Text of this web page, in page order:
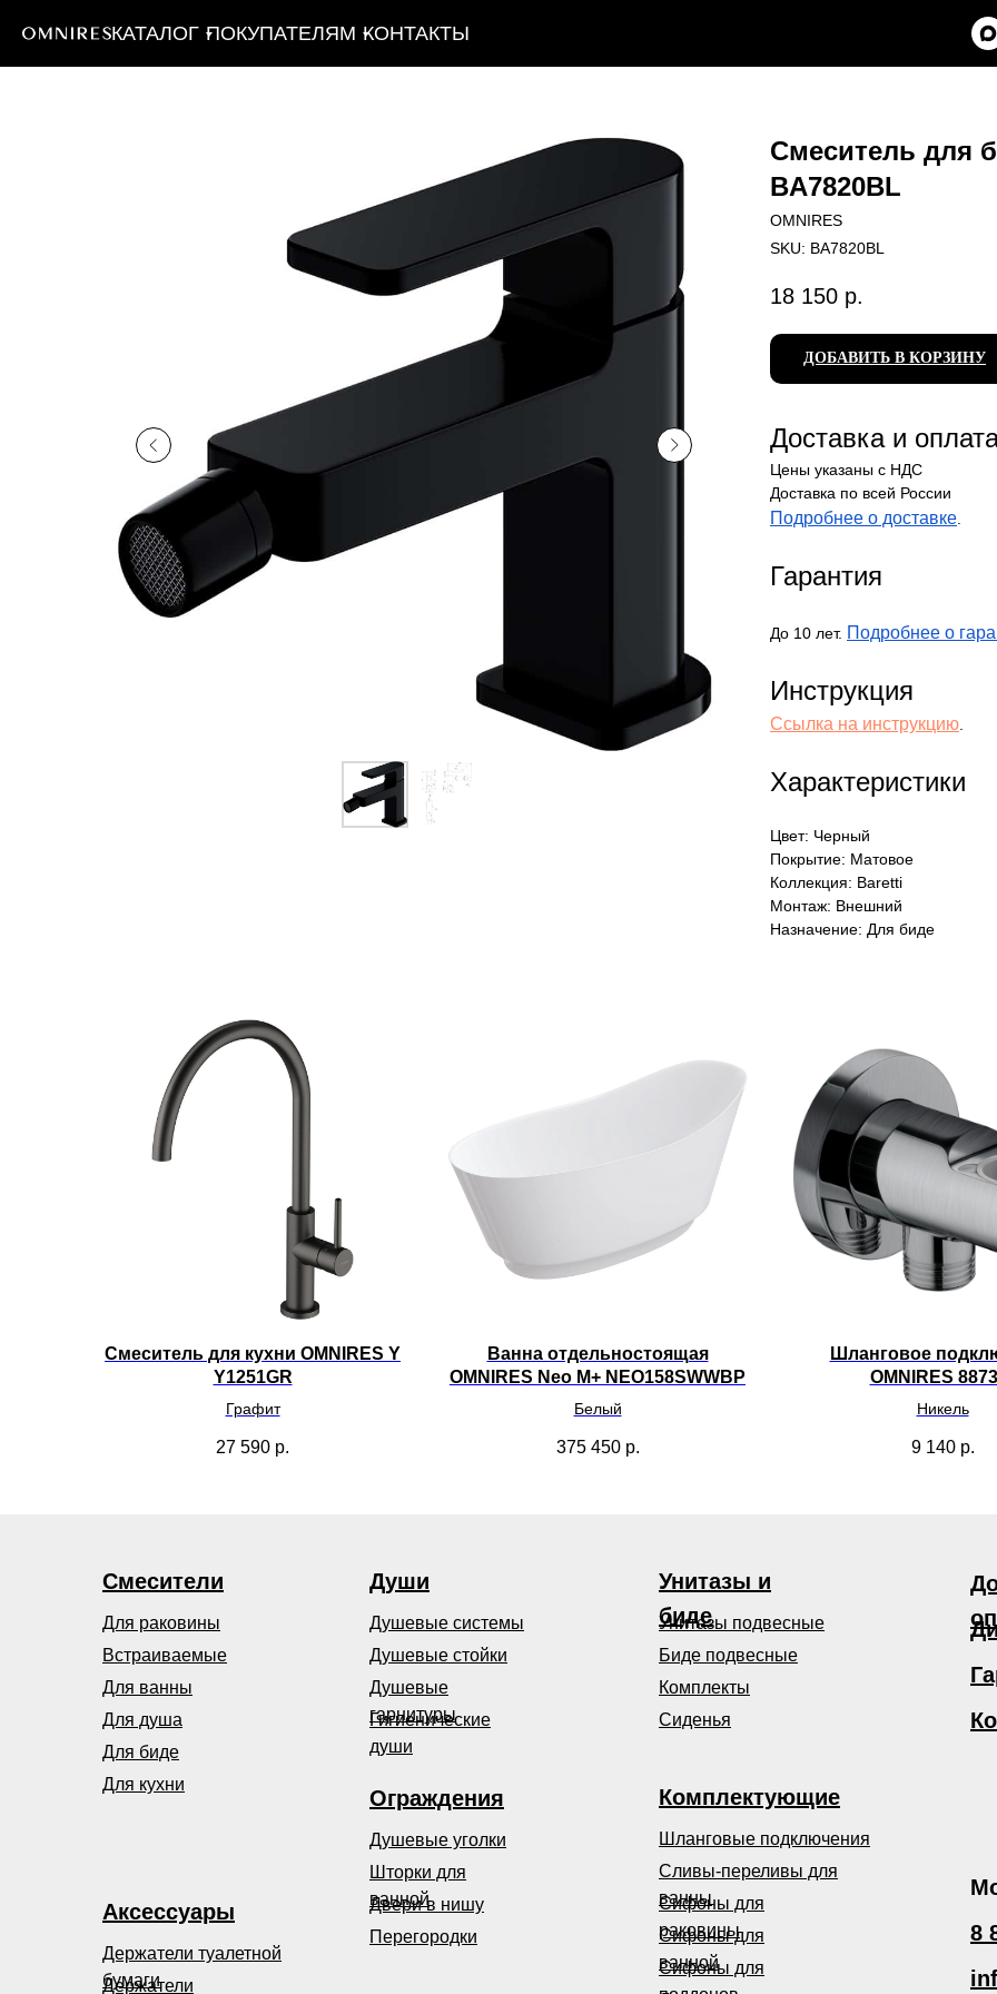
КАТАЛОГ ПОКУПАТЕЛЯМ КОНТАКТЫ
Смеситель для
BA7820BL
OMNIRES
SKU: BA7820BL
18 150 р.
ДОБАВИТЬ В КОРЗИНУ
Доставка и
Цены указаны с НДС
Доставка по всей России
Подробнее о доставке.
Гарантия
До 10 лет. Подробнее о
Инструкция
Ссылка на инструкцию.
Характеристики
Цвет: Черный
Покрытие: Матовое
Коллекция: Baretti
Монтаж: Внешний
Назначение: Для биде
Смеситель для кухни OMNIRES Y
Y1251GR
Графит
27 590 р.
Ванна отдельностоящая
OMNIRES Neo M+ NEO158SWWBP
Белый
375 450 р.
Шланговое
OMNIRES
Никель
9 140 р.
Смесители Души
Душевые
гарнитуры
Душевые системы
Гигиенические
души
Держатели
Держатели туалетной
бумаги
Сифоны для
Сливы-переливы для
ванны
Сифоны для
ванной
Шланговые подключения
Сифоны для
раковины
Унитазы и
биде
Унитазы подвесные
Биде подвесные
Комплекты
Встраиваемые
Для биде
Для ванны
Для душа
Для раковины
Для кухни
Ограждения
Душевые уголки
Шторки для
ванной
Двери в нишу
Перегородки
Аксессуары
Комплектующие
8
Душевые стойки
Сиденья